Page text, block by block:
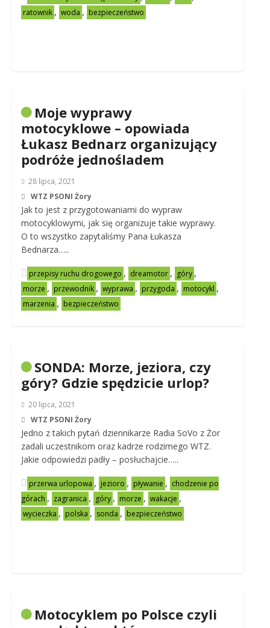
ratownik , woda , bezpieczeństwo
Moje wyprawy
motocyklowe – opowiada
Łukasz Bednarz organizujący
podróże jednośladem
28 lipca, 2021
WTZ PSONI Żory
Jak to jest z przygotowaniami do wypraw
motocyklowymi, jak się organizuje takie wyprawy.
O to wszystko zapytaliśmy Pana Łukasza
Bednarza…..
przepisy ruchu drogowego , dreamotor , góry ,
morze , przewodnik , wyprawa , przygoda , motocykl ,
marzenia , bezpieczeństwo
SONDA: Morze, jeziora, czy
góry? Gdzie spędzicie urlop?
20 lipca, 2021
WTZ PSONI Żory
Jedno z takich pytań dziennikarze Radia SoVo z Żor
zadali uczestnikom oraz kadrze rodzimego WTZ.
Jakie odpowiedzi padły – posłuchajcie…..
przerwa urlopowa , jezioro , pływanie , chodzenie po
górach , zagranica , góry , morze , wakacje ,
wycieczka , polska , sonda , bezpieczeństwo
Motocyklem po Polsce czyli